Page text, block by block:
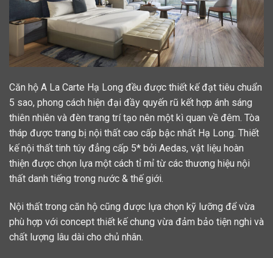
Căn hộ A La Carte Hạ Long đều được thiết kế đạt tiêu chuẩn
5 sao, phong cách hiện đại đầy quyến rũ kết hợp ánh sáng
thiên nhiên và đèn trang trí tạo nên một kì quan về đêm. Tòa
tháp được trang bị nội thất cao cấp bậc nhất Hạ Long. Thiết
kế nội thất tinh túy đẳng cấp 5* bởi Aedas, vật liệu hoàn
thiện được chọn lựa một cách tỉ mỉ từ các thương hiệu nội
thất danh tiếng trong nước & thế giới.
Nội thất trong căn hộ cũng được lựa chọn kỹ lưỡng để vừa
phù hợp với concept thiết kế chung vừa đảm bảo tiện nghi và
chất lượng lâu dài cho chủ nhân.